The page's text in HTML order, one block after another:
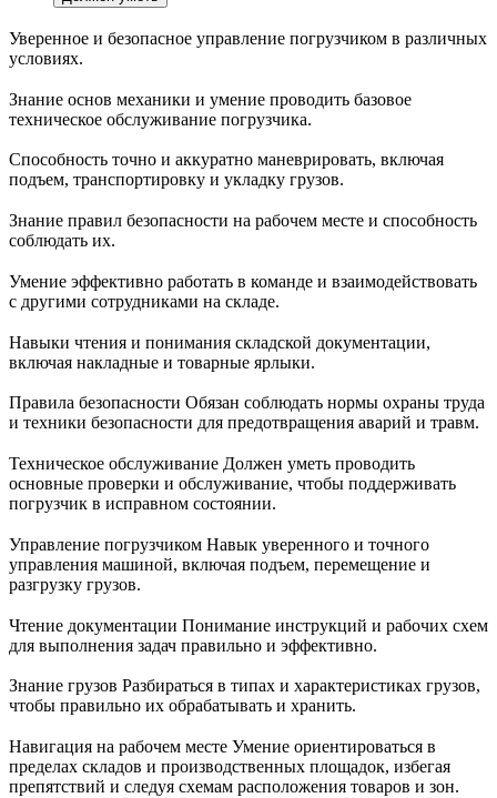
Уверенное и безопасное управление погрузчиком в различных
условиях.
Знание основ механики и умение проводить базовое
техническое обслуживание погрузчика.
Способность точно и аккуратно маневрировать, включая
подъем, транспортировку и укладку грузов.
Знание правил безопасности на рабочем месте и способность
соблюдать их.
Умение эффективно работать в команде и взаимодействовать
с другими сотрудниками на складе.
Навыки чтения и понимания складской документации,
включая накладные и товарные ярлыки.
Правила безопасности Обязан соблюдать нормы охраны труда
и техники безопасности для предотвращения аварий и травм.
Техническое обслуживание Должен уметь проводить
основные проверки и обслуживание, чтобы поддерживать
погрузчик в исправном состоянии.
Управление погрузчиком Навык уверенного и точного
управления машиной, включая подъем, перемещение и
разгрузку грузов.
Чтение документации Понимание инструкций и рабочих схем
для выполнения задач правильно и эффективно.
Знание грузов Разбираться в типах и характеристиках грузов,
чтобы правильно их обрабатывать и хранить.
Навигация на рабочем месте Умение ориентироваться в
пределах складов и производственных площадок, избегая
препятствий и следуя схемам расположения товаров и зон.